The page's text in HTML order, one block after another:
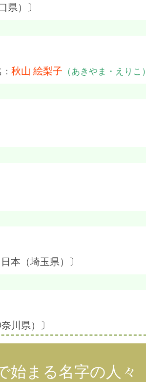
県）〕
秋山 絵梨子 （あきやま・えりこ）
本（埼玉県）〕
川県）〕
始まる名字の人々